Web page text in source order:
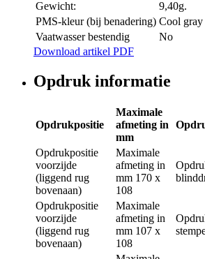
Gewicht:
9,40g.
PMS-kleur (bij benadering) Cool
Vaatwasser bestendig
No
Download artikel PDF
Opdruk informatie
Opdrukpositie
Maximale
afmeting in
mm
Opdrukpositie
voorzijde
(liggend rug
bovenaan)
Maximale
afmeting in
mm 170 x
108
Opdrukpositie
voorzijde
(liggend rug
bovenaan)
Maximale
afmeting in
mm 107 x
108